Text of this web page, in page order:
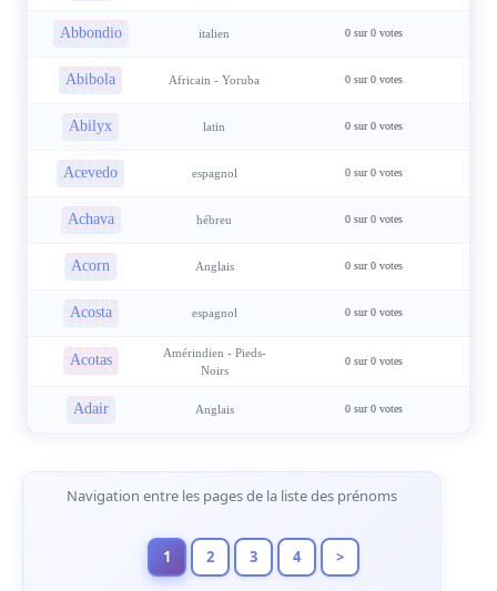
Abbondio italien 0 sur 0 votes
Abibola Africain - Yoruba 0 sur 0 votes
Abilyx latin 0 sur 0 votes
Acevedo espagnol 0 sur 0 votes
Achava hébreu 0 sur 0 votes
Acorn Anglais 0 sur 0 votes
Acosta espagnol 0 sur 0 votes
Acotas
Amérindien - Pieds-
Noirs
0 sur 0 votes
Adair Anglais 0 sur 0 votes
Navigation de Pages
Navigation entre les pages de la liste des prénoms
1 2 3 4 >